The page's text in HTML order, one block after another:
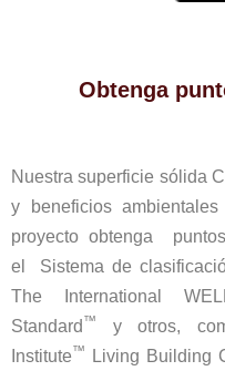
Obtenga
Nuestra superficie sólida
y beneficios
proyecto obtenga
el Sistema de
The International
Standard ™
y otros,
Institute™
Living Building